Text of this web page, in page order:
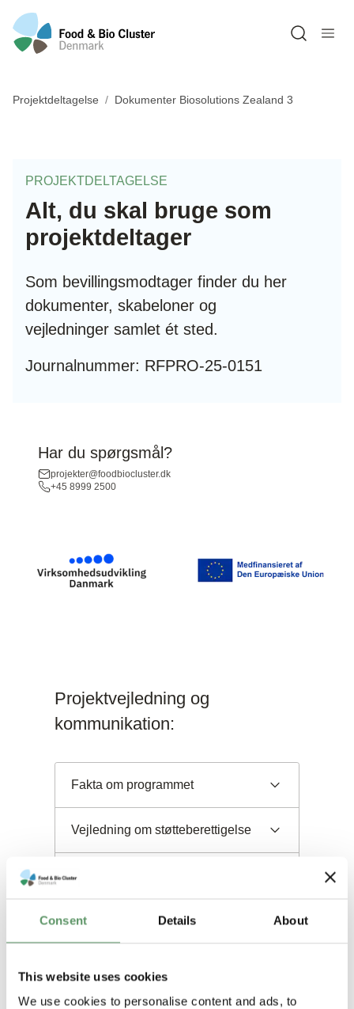
Consent Details About
This website uses cookies
We use cookies to personalise content and ads, to
Projektdeltagelse Dokumenter Biosolutions Zealand 3
PROJEKTDELTAGELSE
Alt, du skal bruge som
projektdeltager
Som bevillingsmodtager finder du her
dokumenter, skabeloner og
vejledninger samlet ét sted.
Journalnummer: RFPRO-25-0151
Har du spørgsmål?
projekter@foodbiocluster.dk
+45 8999 2500
Projektvejledning og
kommunikation:
Fakta om programmet
Vejledning om støtteberettigelse
Kommunikation